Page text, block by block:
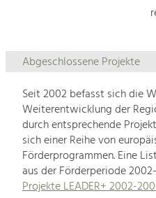
Abgeschlossene Projekte
Seit 2002 befasst sich die
Weiterentwicklung der
durch entsprechende
sich einer Reihe von
Förderprogrammen. Eine
aus der Förderperiode
Projekte LEADER+ 2002-